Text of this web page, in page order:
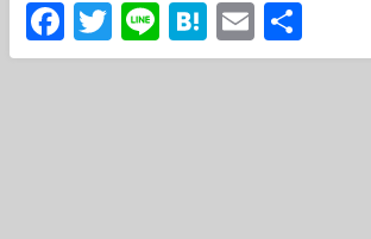
Facebook
Twitter
LineHatena
Email
有